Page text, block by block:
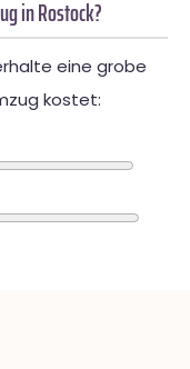
in Rostock?
eine grobe
kostet: